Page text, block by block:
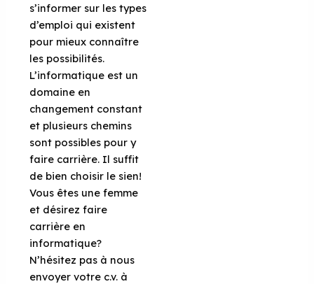
s’informer sur les types
d’emploi qui existent
pour mieux connaître
les possibilités.
L’informatique est un
domaine en
changement constant
et plusieurs chemins
sont possibles pour y
faire carrière. Il suffit
de bien choisir le sien!
Vous êtes une femme
et désirez faire
carrière en
informatique?
N’hésitez pas à nous
envoyer votre c.v. à